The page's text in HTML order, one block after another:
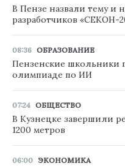
В Пензе назвали тему и
разработчиков «СЕКОН-
08:36 ОБРАЗОВАНИЕ
Пензенские школьники
олимпиаде по ИИ
07:24 ОБЩЕСТВО
В Кузнецке завершили
1200 метров
06:00 ЭКОНОМИКА